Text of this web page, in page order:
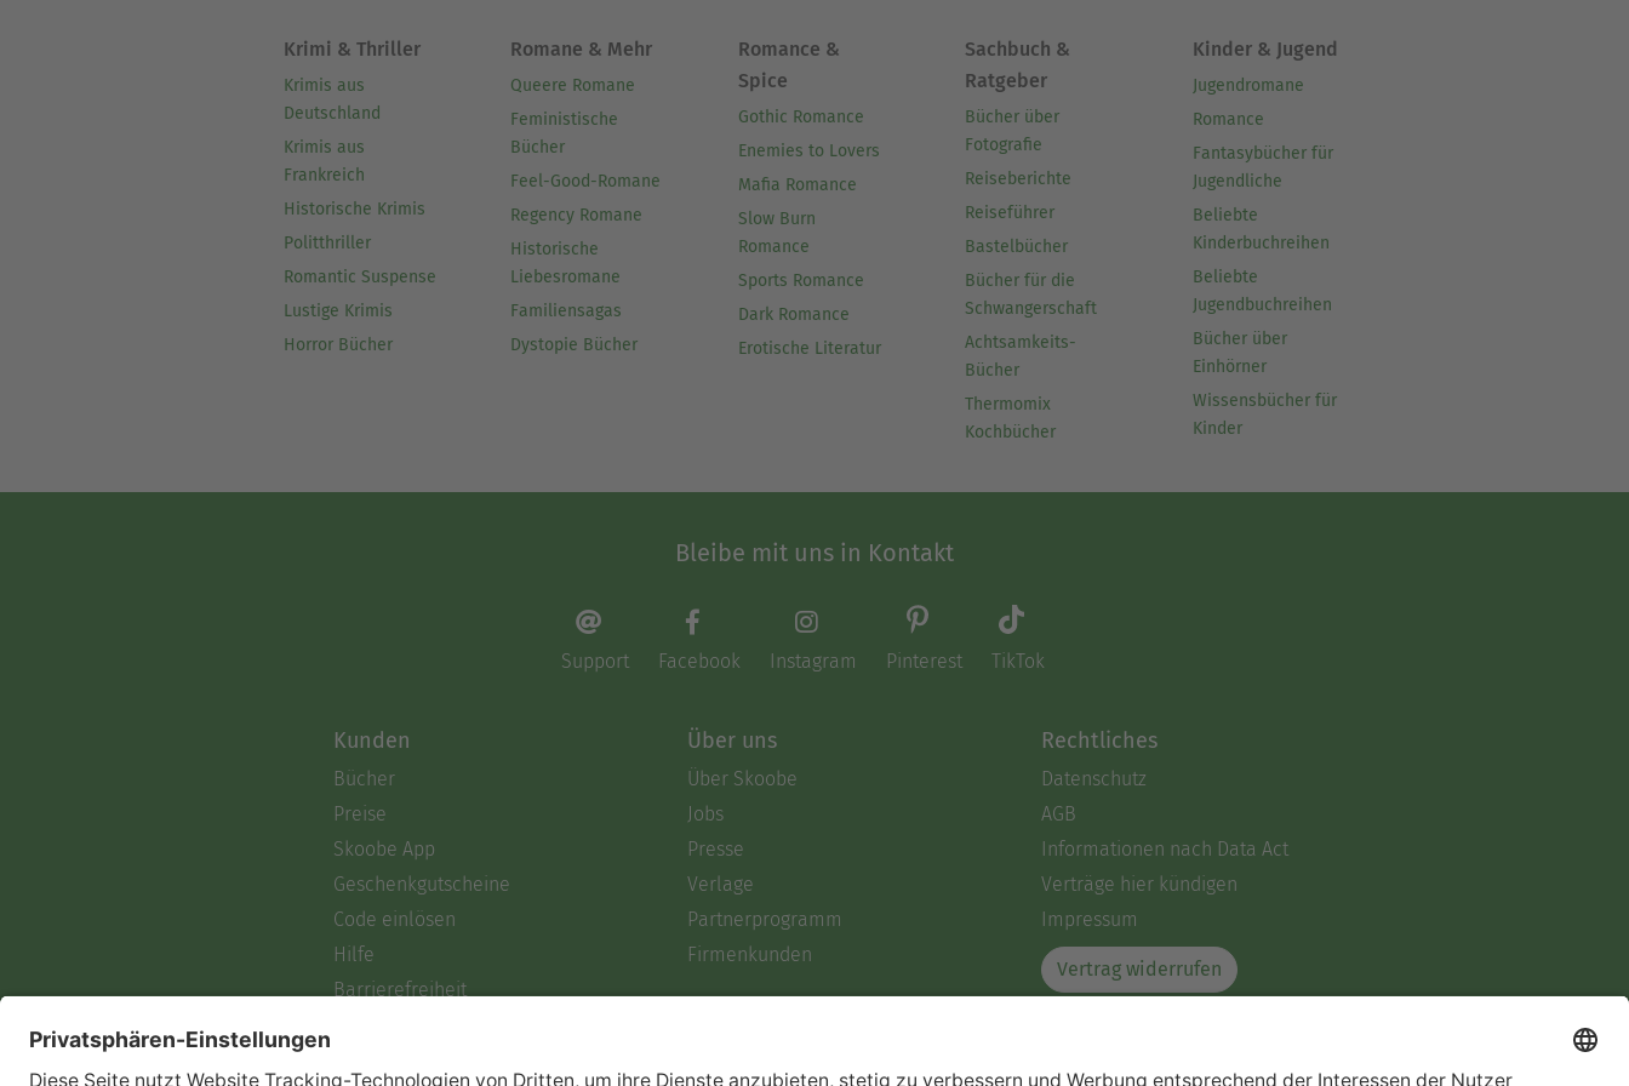
Krimi & Thriller
Krimis aus
Deutschland
Krimis aus
Frankreich
Historische Krimis
Politthriller
Romantic Suspense
Lustige Krimis
Horror Bücher
Romane & Mehr
Queere Romane
Feministische
Bücher
Feel-Good-Romane
Regency Romane
Historische
Liebesromane
Familiensagas
Dystopie Bücher
Romance &
Spice
Gothic Romance
Enemies to Lovers
Mafia Romance
Slow Burn
Romance
Sports Romance
Dark Romance
Erotische Literatur
Sachbuch &
Ratgeber
Bücher über
Fotografie
Reiseberichte
Reiseführer
Bastelbücher
Bücher für die
Schwangerschaft
Achtsamkeits-
Bücher
Thermomix
Kochbücher
Kinder & Jugend
Jugendromane
Romance
Fantasybücher für
Jugendliche
Beliebte
Kinderbuchreihen
Beliebte
Jugendbuchreihen
Bücher über
Einhörner
Wissensbücher für
Kinder
Bleibe mit uns in Kontakt
Support Facebook Instagram Pinterest TikTok
Kunden
Bücher
Preise
Skoobe App
Geschenkgutscheine
Code einlösen
Hilfe
Barrierefreiheit
Über uns
Über Skoobe
Jobs
Presse
Verlage
Partnerprogramm
Firmenkunden
Rechtliches
Datenschutz
AGB
Informationen nach Data Act
Verträge hier kündigen
Impressum
Vertrag widerrufen